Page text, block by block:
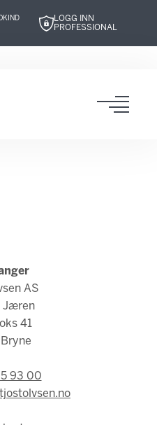
LOGG INN
PROFESSIONAL
AS
Jæren
41
93 00